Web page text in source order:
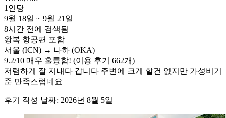
1인당
9월 18일 ~ 9월 21일
8시간 전에 검색됨
왕복 항공편 포함
서울 (ICN) → 나하 (OKA)
9.2/10 매우 훌륭함! (이용 후기 662개)
저렴하게 잘 지내다 갑니다 주변에 크게 할건 없지만 가성비기
준 만족스럽네요
후기 작성 날짜: 2026년 8월 5일